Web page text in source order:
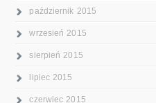
październik 2015
wrzesień 2015
sierpień 2015
lipiec 2015
czerwiec 2015